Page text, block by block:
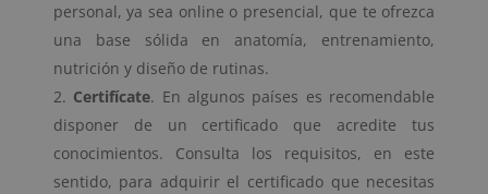
personal, ya sea online o presencial, que te ofrezca
una base sólida en anatomía, entrenamiento,
nutrición y diseño de rutinas.
Certifícate. En algunos países es recomendable
disponer de un certificado que acredite tus
conocimientos. Consulta los requisitos, en este
sentido, para adquirir el certificado que necesitas